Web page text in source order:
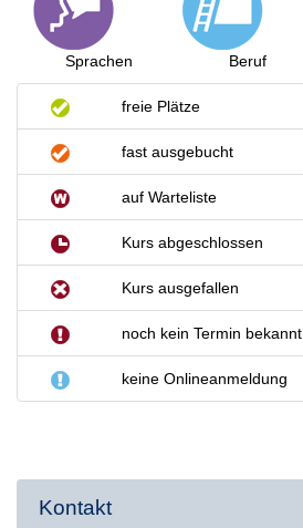
Sprachen Beruf
freie Plätze
fast ausgebucht
auf Warteliste
Kurs abgeschlossen
Kurs ausgefallen
noch kein Termin bekannt
keine Onlineanmeldung
Kontakt